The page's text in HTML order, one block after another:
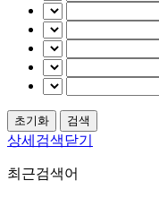
상세검색닫기
최근검색어